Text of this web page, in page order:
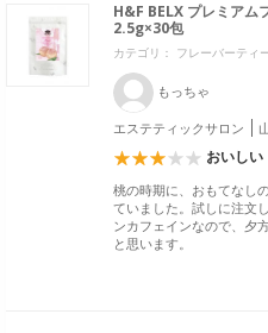
H&F BELX プレミアム
2.5g×30包
カテゴリ： フレーバーティ
もっちゃ
エステティックサロン
おいしい
桃の時期に、おもてなし
ていました。試しに注文
ンカフェインなので、夕
と思います。